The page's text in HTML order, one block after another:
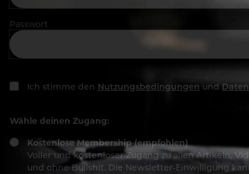
Passwort
Ich stimme den Nutzungsbedingungen und
Wähle deinen Zugang:
Kostenlose Membership (empfohlen)
Voller und kostenloser Zugang zu allen Artikeln,
und ohne Bullshit. Die Newsletter-Einwilligung